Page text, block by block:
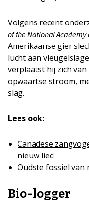
Volgens recent
of the National Academy
Amerikaanse gier
lucht aan
verplaatst hij zich
opwaartse stroom,
slag.
Lees ook:
Canadese
nieuw lied
Oudste fossiel van
Bio-logger